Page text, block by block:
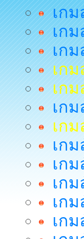
เกม
เกม
เกม
เก
เก
เกม
เก
เก
เก
เก
เก
เก